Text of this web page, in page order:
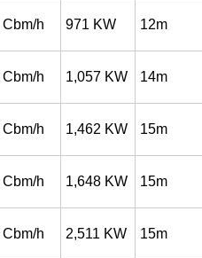
Cbm/h 971 KW 12m
Cbm/h 1,057 KW 14m
Cbm/h 1,462 KW 15m
Cbm/h 1,648 KW 15m
Cbm/h 2,511 KW 15m